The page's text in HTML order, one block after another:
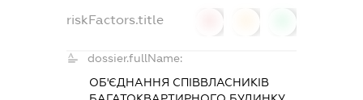
riskFactors.title
dossier.fullName:
ОБ'ЄДНАННЯ СПІВВЛАСНИКІВ